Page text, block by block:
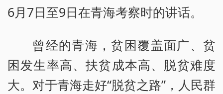
6月7日至9日在青海考察时的讲话。
曾经的青海，贫困覆盖面广、贫
困发生率高、扶贫成本高、脱贫难度
大。对于青海走好“脱贫之路”，人民群